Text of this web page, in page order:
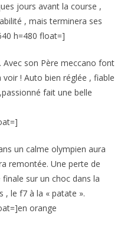
jours avant la course ,
, mais terminera ses
h=480 float=]
Avec son Père meccano font
! Auto bien réglée , fiable
fait une belle
un calme olympien aura
remontée. Une perte de
sur un choc dans la
, le f7 à la « patate ».
orange